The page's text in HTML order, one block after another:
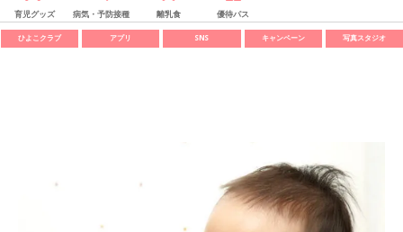
育児グッズ 病気・予防接種 離乳食 優待パス
ひよこクラブ アプリ SNS キャンペーン 写真スタジオ